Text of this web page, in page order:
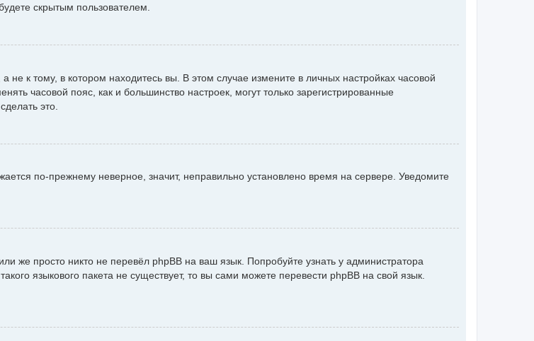
скрытым пользователем.
к тому, в котором находитесь вы. В этом случае измените в личных настройках часовой
часовой пояс, как и большинство настроек, могут только зарегистрированные
это.
по-прежнему неверное, значит, неправильно установлено время на сервере. Уведомите
же просто никто не перевёл phpBB на ваш язык. Попробуйте узнать у администратора
языкового пакета не существует, то вы сами можете перевести phpBB на свой язык.